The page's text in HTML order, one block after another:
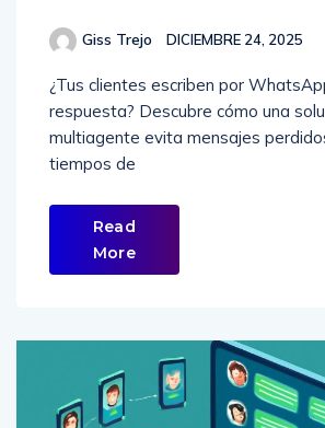
Giss Trejo DICIEMBRE 24, 2025
¿Tus clientes escriben por
respuesta? Descubre cómo una
multiagente evita mensajes
tiempos de
Read
More